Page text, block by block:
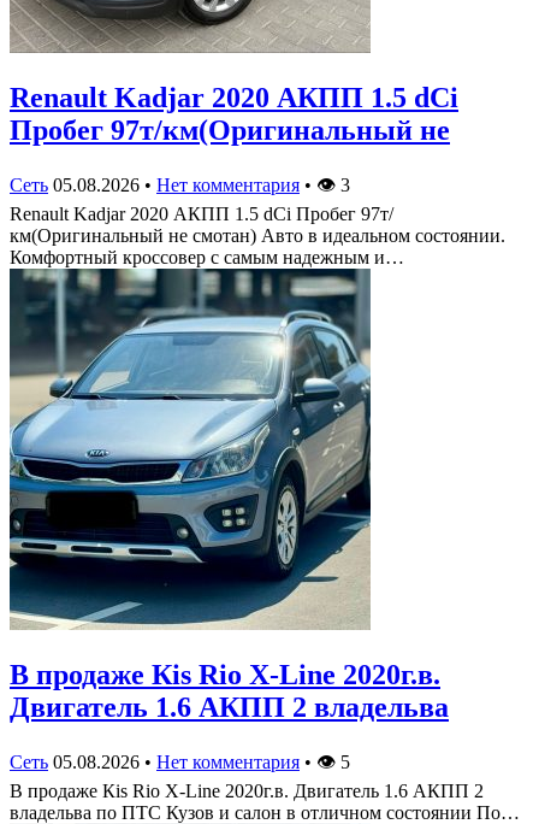
Renault Kadjar 2020 АКПП 1.5 dCi
Пробег 97т/км(Оригинальный не
Сеть 05.08.2026 • Нет комментария • 👁 3
Renault Kadjar 2020 АКПП 1.5 dCi Пробег 97т/
км(Оригинальный не смотан) Авто в идеальном состоянии.
Комфортный кроссовер с самым надежным и…
В продаже Кis Rio X-Line 2020г.в.
Двигатель 1.6 АКПП 2 владельва
Сеть 05.08.2026 • Нет комментария • 👁 5
В продаже Кis Rio X-Line 2020г.в. Двигатель 1.6 АКПП 2
владельва по ПТС Кузов и салон в отличном состоянии По…